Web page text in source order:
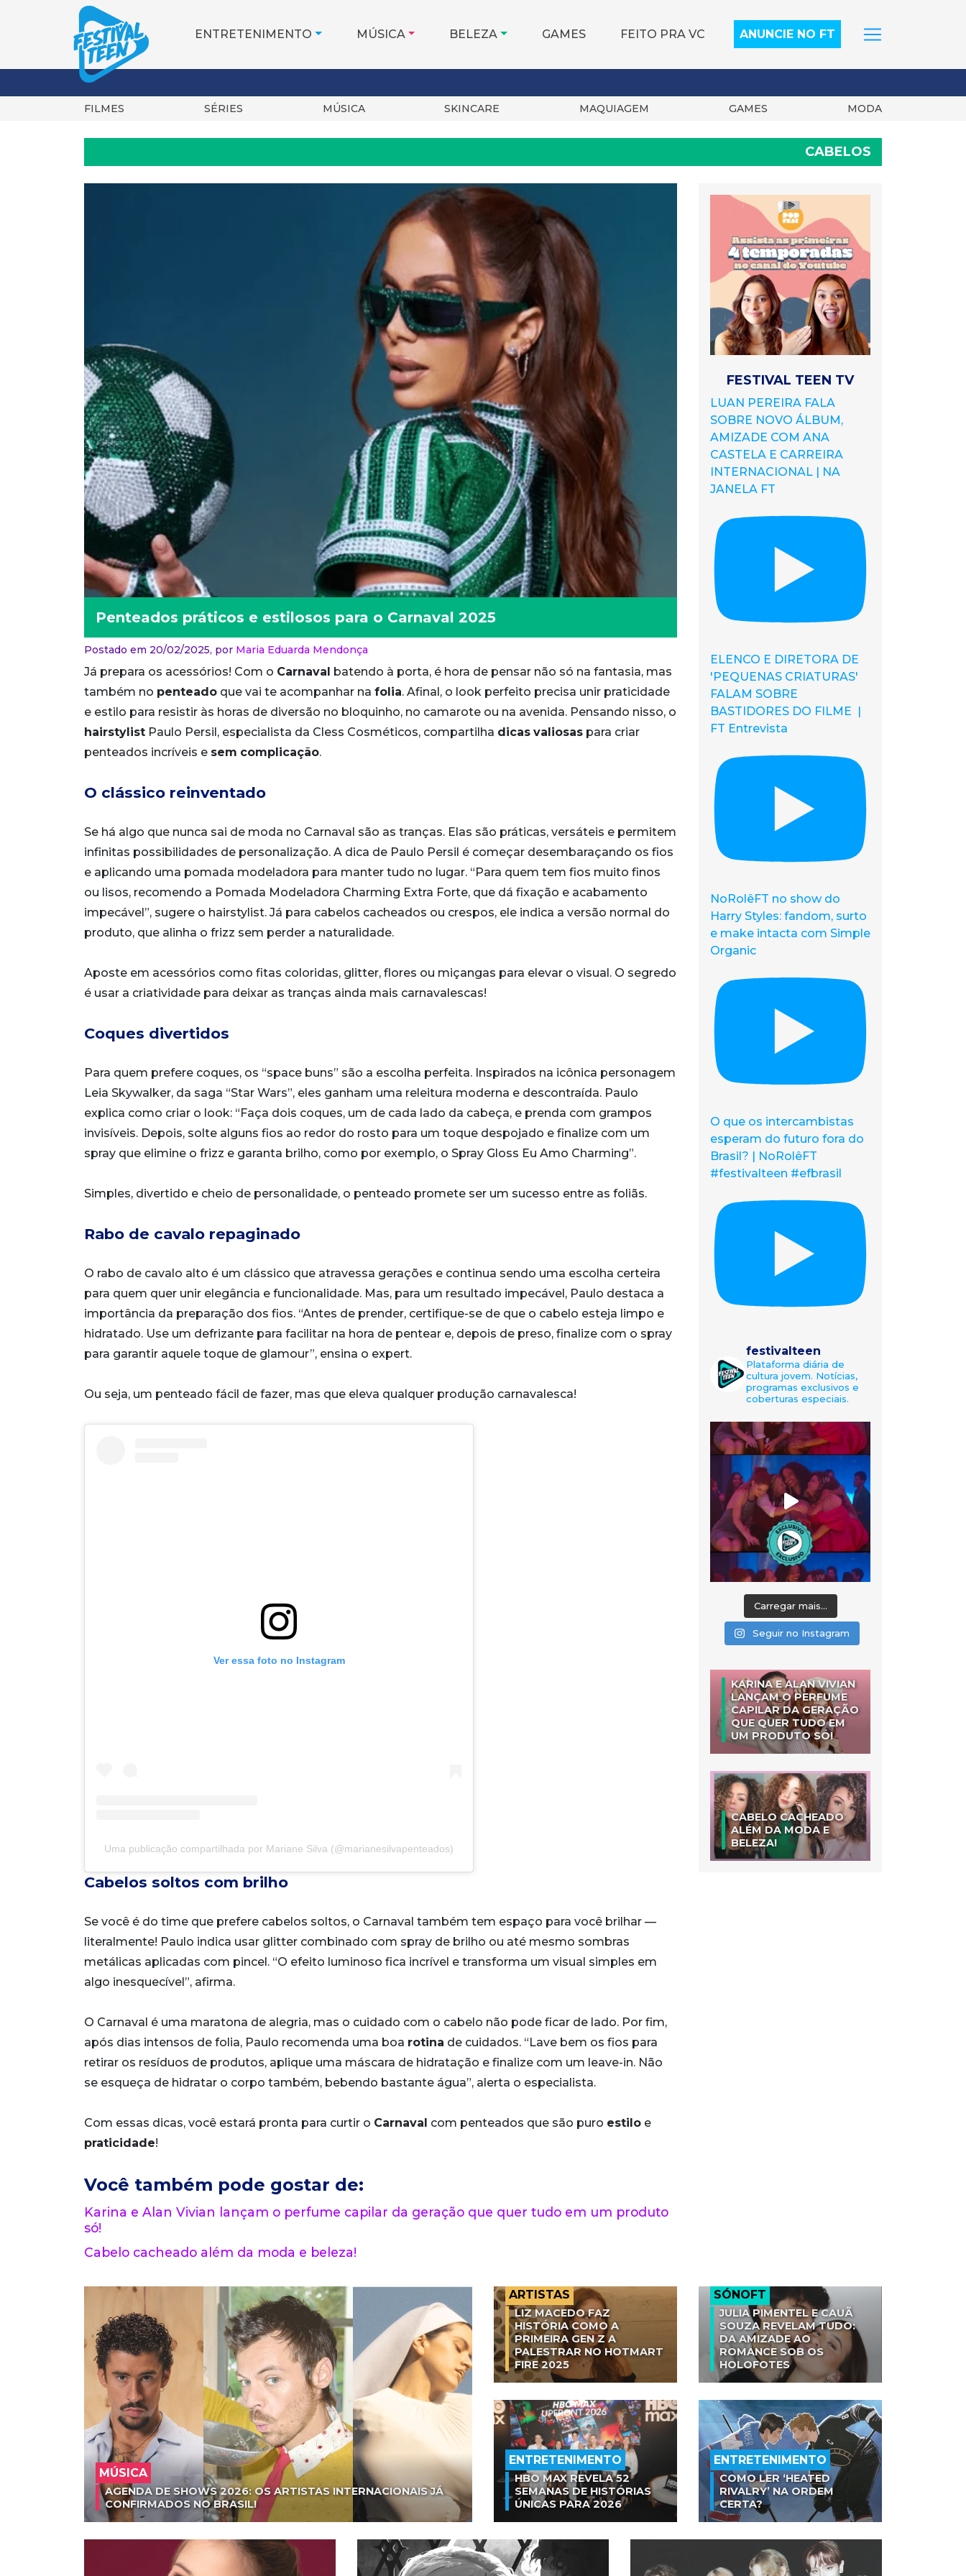
ENTRETENIMENTO MÚSICA BELEZA GAMES FEITO PRA VC ANUNCIE NO FT
FILMES SÉRIES MÚSICA SKINCARE MAQUIAGEM GAMES MODA
CABELOS
Penteados práticos e estilosos para o Carnaval 2025
Postado em 20/02/2025, por Maria Eduarda Mendonça
Já prepara os acessórios! Com o Carnaval
batendo à porta, é hora de pensar não só na fantasia, mas
também no penteado que vai te acompanhar na folia. Afinal, o look perfeito precisa unir praticidade
e estilo para resistir às horas de diversão no bloquinho, no camarote ou na avenida. Pensando nisso, o
hairstylist Paulo Persil, especialista da Cless Cosméticos, compartilha dicas valiosas para criar
penteados incríveis e sem complicação.
O clássico reinventado
Se há algo que nunca sai de moda no Carnaval são as tranças. Elas são práticas, versáteis e permitem
infinitas possibilidades de personalização. A dica de Paulo Persil é começar desembaraçando os fios
e aplicando uma pomada modeladora para manter tudo no lugar. “Para quem tem fios muito finos
ou lisos, recomendo a Pomada Modeladora Charming Extra Forte, que dá fixação e acabamento
impecável”, sugere o hairstylist. Já para cabelos cacheados ou crespos, ele indica a versão normal do
produto, que alinha o frizz sem perder a naturalidade.
Aposte em acessórios como fitas coloridas, glitter, flores ou miçangas para elevar o visual. O segredo
é usar a criatividade para deixar as tranças ainda mais carnavalescas!
Coques divertidos
Para quem prefere coques, os “space buns” são a escolha perfeita. Inspirados na icônica personagem
Leia Skywalker, da saga “Star Wars”, eles ganham uma releitura moderna e descontraída. Paulo
explica como criar o look: “Faça dois coques, um de cada lado da cabeça, e prenda com grampos
invisíveis. Depois, solte alguns fios ao redor do rosto para um toque despojado e finalize com um
spray que elimine o frizz e garanta brilho, como por exemplo, o Spray Gloss Eu Amo Charming”.
Simples, divertido e cheio de personalidade, o penteado promete ser um sucesso entre as foliãs.
Rabo de cavalo repaginado
O rabo de cavalo alto é um clássico que atravessa gerações e continua sendo uma escolha certeira
para quem quer unir elegância e funcionalidade. Mas, para um resultado impecável, Paulo destaca a
importância da preparação dos fios. “Antes de prender, certifique-se de que o cabelo esteja limpo e
hidratado. Use um defrizante para facilitar na hora de pentear e, depois de preso, finalize com o spray
para garantir aquele toque de glamour”, ensina o expert.
Ou seja, um penteado fácil de fazer, mas que eleva qualquer produção carnavalesca!
Ver essa foto no Instagram
Uma publicação compartilhada por Mariane Silva (@marianesilvapenteados)
Cabelos soltos com brilho
Se você é do time que prefere cabelos soltos, o Carnaval também tem espaço para você brilhar —
literalmente! Paulo indica usar glitter combinado com spray de brilho ou até mesmo sombras
metálicas aplicadas com pincel. “O efeito luminoso fica incrível e transforma um visual simples em
algo inesquecível”, afirma.
O Carnaval é uma maratona de alegria, mas o cuidado com o cabelo não pode ficar de lado. Por fim,
após dias intensos de folia, Paulo recomenda uma boa rotina de cuidados. “Lave bem os fios para
retirar os resíduos de produtos, aplique uma máscara de hidratação e finalize com um leave-in. Não
se esqueça de hidratar o corpo também, bebendo bastante água”, alerta o especialista.
Com essas dicas, você estará pronta para curtir o Carnaval com penteados que são puro estilo e
praticidade!
Você também pode gostar de:
Karina e Alan Vivian lançam o perfume capilar da geração que quer tudo em um produto
só!
Cabelo cacheado além da moda e beleza!
FESTIVAL TEEN TV
LUAN PEREIRA FALA
SOBRE NOVO ÁLBUM,
AMIZADE COM ANA
CASTELA E CARREIRA
INTERNACIONAL | NA
JANELA FT
ELENCO E DIRETORA DE
'PEQUENAS CRIATURAS'
FALAM SOBRE
BASTIDORES DO FILME |
FT Entrevista
NoRolêFT no show do
Harry Styles: fandom, surto
e make intacta com Simple
Organic
O que os intercambistas
esperam do futuro fora do
Brasil? | NoRolêFT
#festivalteen #efbrasil
festivalteen
Plataforma diária de
cultura jovem. Notícias,
programas exclusivos e
coberturas especiais.
Carregar mais...
Seguir no Instagram
KARINA E ALAN VIVIAN
LANÇAM O PERFUME
CAPILAR DA GERAÇÃO
QUE QUER TUDO EM
UM PRODUTO SÓ!
CABELO CACHEADO
ALÉM DA MODA E
BELEZA!
MÚSICA
AGENDA DE SHOWS 2026: OS ARTISTAS INTERNACIONAIS JÁ
CONFIRMADOS NO BRASIL!
ARTISTAS
LIZ MACEDO FAZ
HISTÓRIA COMO A
PRIMEIRA GEN Z A
PALESTRAR NO HOTMART
FIRE 2025
SÓNOFT
JULIA PIMENTEL E CAUÃ
SOUZA REVELAM TUDO:
DA AMIZADE AO
ROMANCE SOB OS
HOLOFOTES
ENTRETENIMENTO
HBO MAX REVELA 52
SEMANAS DE HISTÓRIAS
ÚNICAS PARA 2026
ENTRETENIMENTO
COMO LER ‘HEATED
RIVALRY’ NA ORDEM
CERTA?